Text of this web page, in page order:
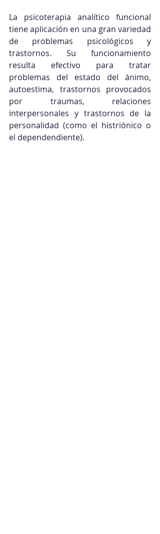
La psicoterapia analítico funcional
tiene aplicación en una gran variedad
de problemas psicológicos y
trastornos. Su funcionamiento
resulta efectivo para tratar
problemas del estado del ánimo,
autoestima, trastornos provocados
por traumas, relaciones
interpersonales y trastornos de la
personalidad (como el histriónico o
el dependendiente).